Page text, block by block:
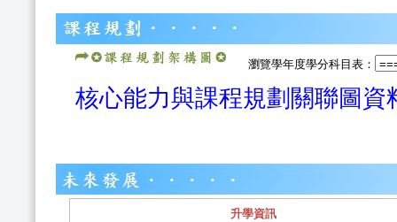
瀏覽學年度學分科目表：
核心能力與課程規劃關聯圖資
升學資訊